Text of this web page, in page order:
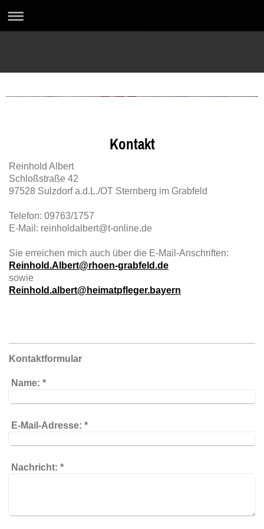
Kontakt
Reinhold Albert
Schloßstraße 42
97528 Sulzdorf a.d.L./OT Sternberg im Grabfeld
Telefon: 09763/1757
E-Mail: reinholdalbert@t-online.de
Sie erreichen mich auch über die E-Mail-Anschriften:
Reinhold.Albert@rhoen-grabfeld.de
sowie
Reinhold.albert@heimatpfleger.bayern
Kontaktformular
Name: *
E-Mail-Adresse: *
Nachricht: *